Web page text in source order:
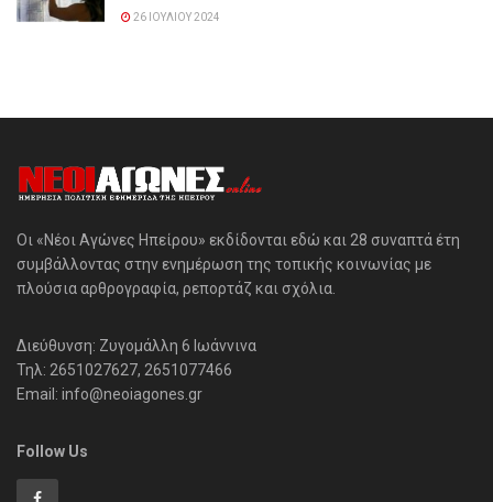
26 ΙΟΥΛΊΟΥ 2024
Οι «Νέοι Αγώνες Ηπείρου» εκδίδονται εδώ και 28 συναπτά έτη
συμβάλλοντας στην ενημέρωση της τοπικής κοινωνίας με
πλούσια αρθρογραφία, ρεπορτάζ και σχόλια.
Διεύθυνση: Ζυγομάλλη 6 Ιωάννινα
Τηλ: 2651027627, 2651077466
Email: info@neoiagones.gr
Follow Us